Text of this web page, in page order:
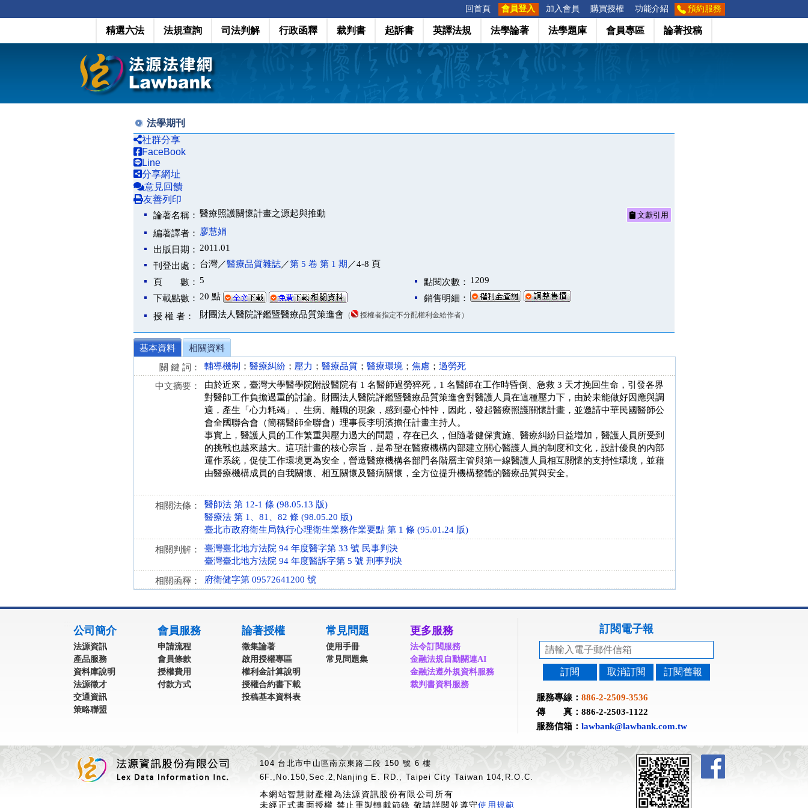
回首頁 會員登入 加入會員 購買授權 功能介紹 預約服務
精選六法 法規查詢 司法判解 行政函釋 裁判書 起訴書 英譯法規 法學論著 法學題庫 會員專區 論著投稿
法學期刊
社群分享
FaceBook
Line
分享網址
意見回饋
友善列印
論著名稱： 醫療照護關懷計畫之源起與推動 文獻引用
編著譯者：
廖慧娟
出版日期： 2011.01
刊登出處： 台灣／醫療品質雜誌／第 5 卷 第 1 期 ／4-8 頁
頁 數： 5 點閱次數： 1209
下載點數： 20 點
銷售明細：
授 權 者：
財團法人醫院評鑑暨醫療品質策進會 （ 授權者指定不分配權利金給作者）
基本資料
相關資料
關 鍵 詞：
輔導機制 ； 醫療糾紛 ； 壓力 ； 醫療品質 ； 醫療環境 ； 焦慮 ； 過勞死
中文摘要：
由於近來，臺灣大學醫學院附設醫院有 1 名醫師過勞猝死，1 名醫師在工作時昏倒、急救 3 天才挽回生命，引發各界
對醫師工作負擔過重的討論。財團法人醫院評鑑暨醫療品質策進會對醫護人員在這種壓力下，由於未能做好因應與調
適，產生「心力耗竭」、生病、離職的現象，感到憂心忡忡，因此，發起醫療照護關懷計畫，並邀請中華民國醫師公
會全國聯合會（簡稱醫師全聯會）理事長李明濱擔任計畫主持人。
事實上，醫護人員的工作繁重與壓力過大的問題，存在已久，但隨著健保實施、醫療糾紛日益增加，醫護人員所受到
的挑戰也越來越大。這項計畫的核心宗旨，是希望在醫療機構內部建立關心醫護人員的制度和文化，設計優良的內部
運作系統，促使工作環境更為安全，營造醫療機構各部門各階層主管與第一線醫護人員相互關懷的支持性環境，並藉
由醫療機構成員的自我關懷、相互關懷及醫病關懷，全方位提升機構整體的醫療品質與安全。
相關法條：
醫師法 第 12-1 條 (98.05.13 版)
醫療法 第 1、81、82 條 (98.05.20 版)
臺北市政府衛生局執行心理衛生業務作業要點 第 1 條 (95.01.24 版)
相關判解：
臺灣臺北地方法院 94 年度醫字第 33 號 民事判決
臺灣臺北地方法院 94 年度醫訴字第 5 號 刑事判決
相關函釋： 府衛健字第 09572641200 號
公司簡介
法源資訊
產品服務
資料庫說明
法源徵才
交通資訊
策略聯盟
會員服務
申請流程
會員條款
授權費用
付款方式
論著授權
徵集論著
啟用授權專區
權利金計算說明
授權合約書下載
投稿基本資料表
常見問題
使用手冊
常見問題集
更多服務
法令訂閱服務
金融法規自動關連AI
金融法遵外規資料服務
裁判書資料服務
訂閱電子報
訂閱 取消訂閱 訂閱舊報
服務專線： 886-2-2509-3536
傳 真：886-2-2503-1122
服務信箱： lawbank@lawbank.com.tw
104 台北市中山區南京東路二段 150 號 6 樓
6F.,No.150,Sec.2,Nanjing E. RD., Taipei City Taiwan 104,R.O.C.
本網站智慧財產權為法源資訊股份有限公司所有
未經正式書面授權 禁止重製轉載節錄 敬請詳閱並遵守使用規範